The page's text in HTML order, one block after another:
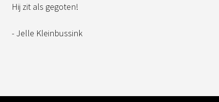
Hij zit als gegoten!
- Jelle Kleinbussink